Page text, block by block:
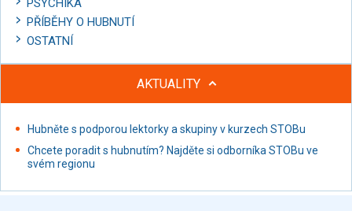
PSYCHIKA
PŘÍBĚHY O HUBNUTÍ
OSTATNÍ
AKTUALITY
Hubněte s podporou lektorky a skupiny v kurzech STOBu
Chcete poradit s hubnutím? Najděte si odborníka STOBu ve
svém regionu